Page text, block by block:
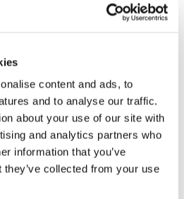
content and ads, to
and to analyse our traffic.
about your use of our site with
and analytics partners who
information that you’ve
collected from your use